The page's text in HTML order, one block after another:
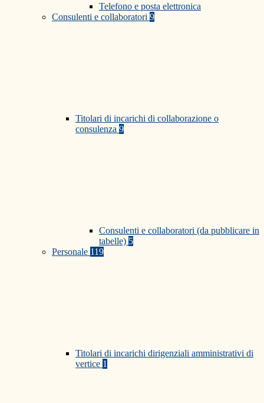
Telefono e posta elettronica
Consulenti e collaboratori 9
Titolari di incarichi di collaborazione o
consulenza 9
Consulenti e collaboratori (da pubblicare in
tabelle) 5
Personale 119
Titolari di incarichi dirigenziali amministrativi di
vertice 1